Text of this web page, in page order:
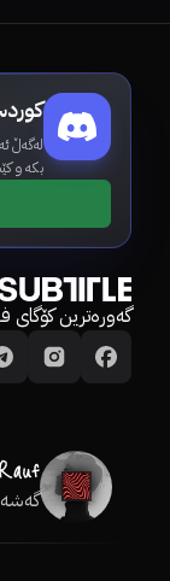
لەگەڵ
بکە و
گەورەترین کۆگای